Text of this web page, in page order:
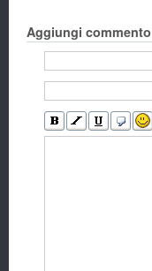
Aggiungi commento